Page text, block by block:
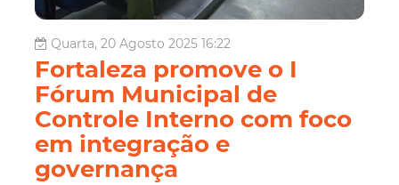
Quarta, 20 Agosto 2025 16:22
Fortaleza promove o I
Fórum Municipal de
Controle Interno com foco
em integração e
governança